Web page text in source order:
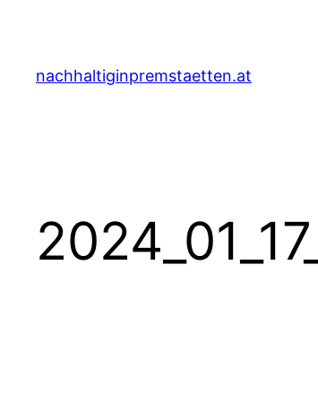
springen
nachhaltiginpremstaetten.at